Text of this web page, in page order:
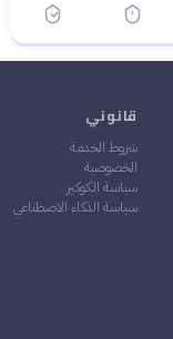
قانوني
شروط الخدمة
الخصوصية
سياسة الكوكيز
سياسة الذكاء الاصطناعي